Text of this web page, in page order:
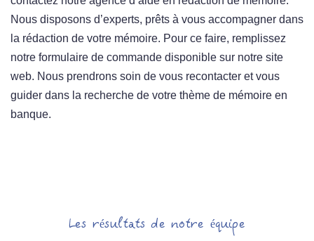
Nous disposons d’experts, prêts à vous accompagner dans
la rédaction de votre mémoire. Pour ce faire, remplissez
notre formulaire de commande disponible sur notre site
web. Nous prendrons soin de vous recontacter et vous
guider dans la recherche de votre thème de mémoire en
banque.
Les résultats de notre équipe